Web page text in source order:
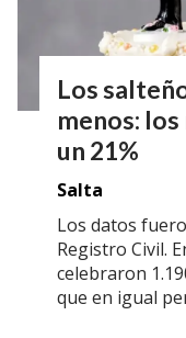
Los
menos:
un 21%
Salta
Los datos
Registro Civil.
celebraron
que en igual